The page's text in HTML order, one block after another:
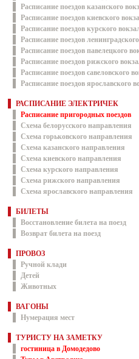
Расписание поездов казанского
Расписание поездов киевского
Расписание поездов курского
Расписание поездов
Расписание поездов павелецкого
Расписание поездов рижского
Расписание поездов савеловского
Расписание поездов ярославского
РАСПИСАНИЕ ЭЛЕКТРИЧЕК
Расписание пригородных поездов
Схема белорусского направления
Схема горьковского направления
Схема казанского направления
Схема киевского направления
Схема курского направления
Схема рижского направления
Схема ярославского направления
БИЛЕТЫ
Восстановление билета на поезд
Возврат билета на поезд
ПРОВОЗ
Ручной клади
Детей
Животных
ВАГОНЫ
Нумерация мест
ТУРИСТУ НА ЗАМЕТКУ
гостиница в Домодедово